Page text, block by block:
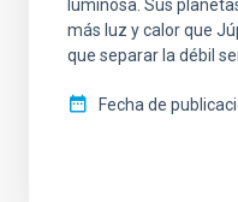
luminosa. Sus
más luz y calor que
que separar la débil
Fecha de